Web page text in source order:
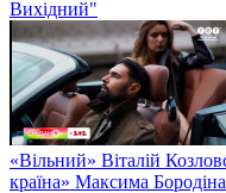
Вихідний"
«Вільний» Віталій
країна» Максима